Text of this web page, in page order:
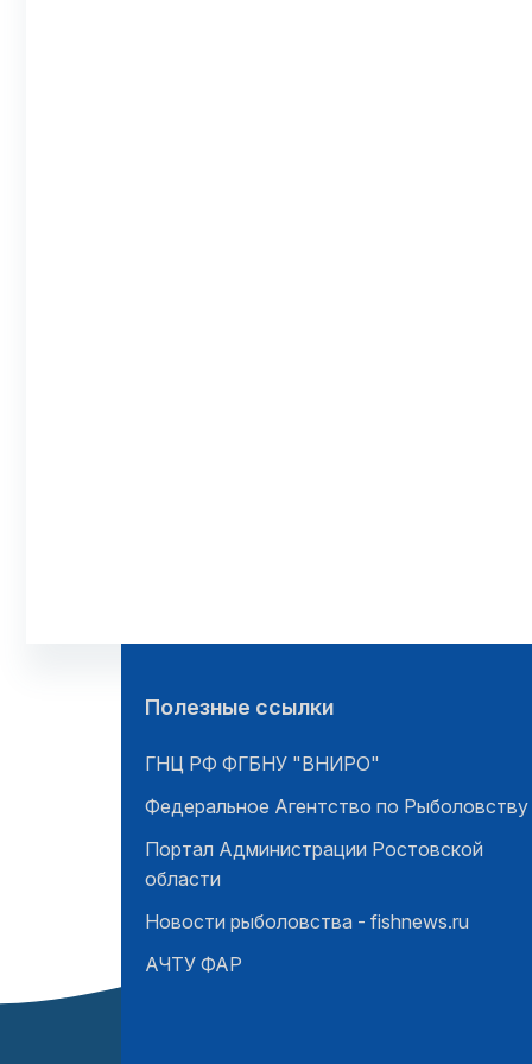
Полезные ссылки
ГНЦ РФ ФГБНУ "ВНИРО"
Федеральное Агентство по Рыболовству
Портал Администрации Ростовской
области
Новости рыболовства - fishnews.ru
АЧТУ ФАР